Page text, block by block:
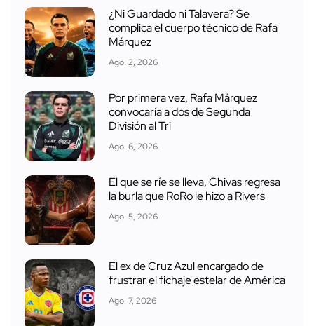
¿Ni Guardado ni Talavera? Se
complica el cuerpo técnico de Rafa
Márquez
Ago. 2, 2026
Por primera vez, Rafa Márquez
convocaría a dos de Segunda
División al Tri
Ago. 6, 2026
El que se ríe se lleva, Chivas regresa
la burla que RoRo le hizo a Rivers
Ago. 5, 2026
El ex de Cruz Azul encargado de
frustrar el fichaje estelar de América
Ago. 7, 2026